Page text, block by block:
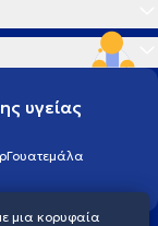
υγείας
Γουατεμάλα
μια κορυφαία